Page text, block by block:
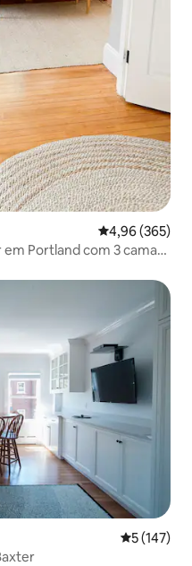
Classificação
4,96 (365)
Portland com 3 camas,
5 (147)